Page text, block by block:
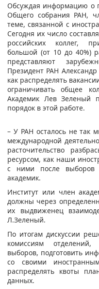
Обсуждая информацию о
Общего собрания РАН,
теме, связанной с
Сегодня их число
российских коллег,
большой (от 10 до 40%)
представляют
Президент РАН
как распределять
ограничивать общее
Академик Лев Зеленый
порядок в этой работе.
– У РАН осталось не так
международной
расточительство
ресурсом, как наши
с ними после выборов
академик.
Институт или член
должны через
их выдвиженец
Л.Зеленый.
По итогам дискуссии
комиссиям
выборов, подготовить
со своими
распределять квоты
данных.